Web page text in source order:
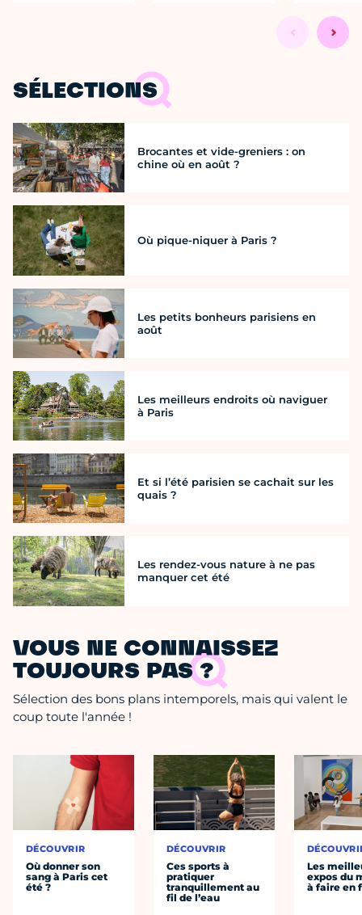
SÉLECTIONS
Brocantes et vide-greniers : on
chine où en août ?
Où pique-niquer à Paris ?
Les petits bonheurs parisiens en
août
Les meilleurs endroits où naviguer
à Paris
Et si l’été parisien se cachait sur les
quais ?
Les rendez-vous nature à ne pas
manquer cet été
VOUS NE CONNAISSEZ
TOUJOURS PAS ?
Sélection des bons plans intemporels, mais qui valent le
coup toute l'année !
DÉCOUVRIR
Où donner son
sang à Paris cet
été ?
DÉCOUVRIR
Ces sports à
pratiquer
tranquillement au
fil de l’eau
Les
expos du
à faire en